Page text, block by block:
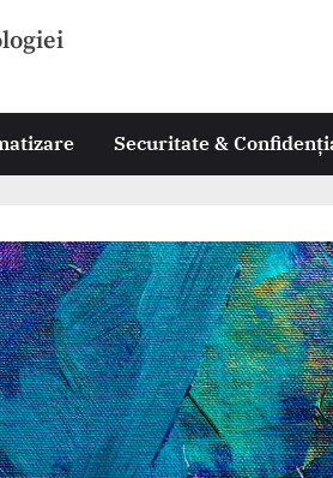
Securitate &